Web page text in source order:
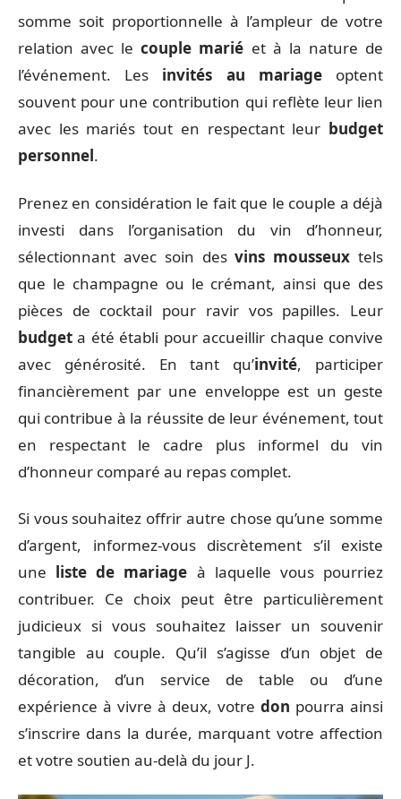
somme soit proportionnelle à l’ampleur de votre
relation avec lecouple marié et à la nature de
l’événement. Les invités au mariageoptent
souvent pour une contribution qui reflète leur lien
avec les mariés tout en respectant leur budget
personnel.
Prenez en considération le fait que le couple a déjà
investi dans l’organisation du vin d’honneur,
sélectionnant avec soin desvins mousseux tels
que le champagne ou le crémant, ainsi que des
pièces de cocktail pour ravir vos papilles. Leur
budget a été établi pour accueillir chaque convive
avec générosité. En tant qu’invité, participer
financièrement par une enveloppe est un geste
qui contribue à la réussite de leur événement, tout
en respectant le cadre plus informel du vin
d’honneur comparé au repas complet.
Si vous souhaitez offrir autre chose qu’une somme
d’argent, informez-vous discrètement s’il existe
une liste de mariage à laquelle vous pourriez
contribuer. Ce choix peut être particulièrement
judicieux si vous souhaitez laisser un souvenir
tangible au couple. Qu’il s’agisse d’un objet de
décoration, d’un service de table ou d’une
expérience à vivre à deux, votre don pourra ainsi
s’inscrire dans la durée, marquant votre affection
et votre soutien au-delà du jour J.